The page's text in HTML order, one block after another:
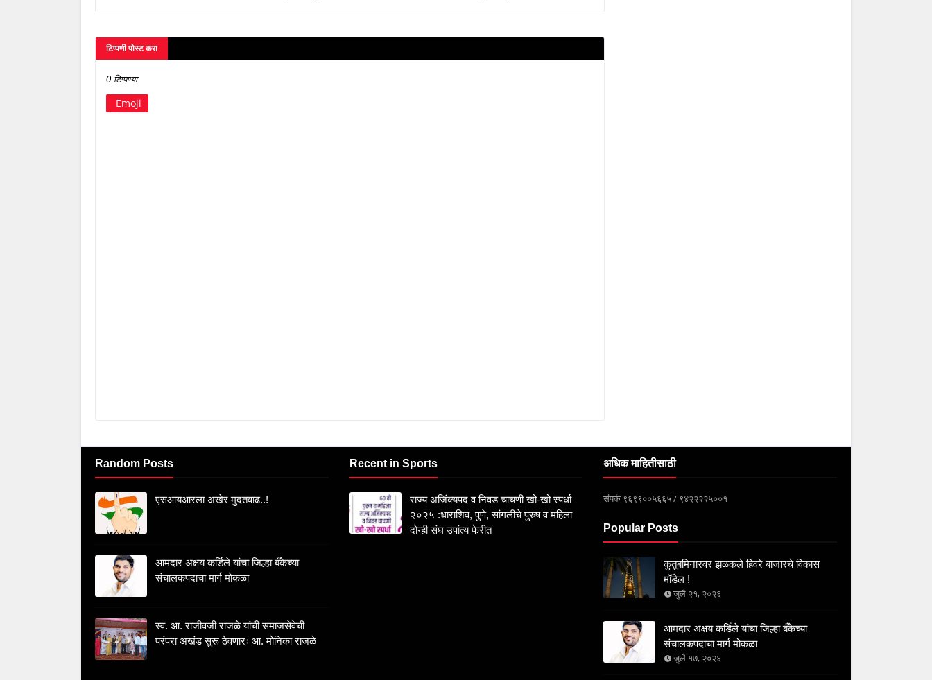
टिप्पणी पोस्ट करा
0 टिप्पण्या
Emoji
Random Posts
एसआयआरला अखेर मुदतवाढ..!
आमदार अक्षय कर्डिले यांचा जिल्हा बँकेच्या
संचालकपदाचा मार्ग मोकळा
स्व. आ. राजीवजी राजळे यांची समाजसेवेची
परंपरा अखंड सुरू ठेवणारः आ. मोनिका राजळे
Recent in Sports
राज्य अजिंक्यपद व निवड चाचणी खो-खो स्पर्धा
२०२५ :धाराशिव, पुणे, सांगलीचे पुरुष व महिला
दोन्ही संघ उपांत्य फेरीत
अधिक माहितीसाठी
संपर्क ९६९९००५६६५ / ९४२२२२५००१
Popular Posts
कुतुबमिनारवर झळकले हिवरे बाजारचे विकास
मॉडेल !
जुलै २१, २०२६
आमदार अक्षय कर्डिले यांचा जिल्हा बँकेच्या
संचालकपदाचा मार्ग मोकळा
जुलै १७, २०२६